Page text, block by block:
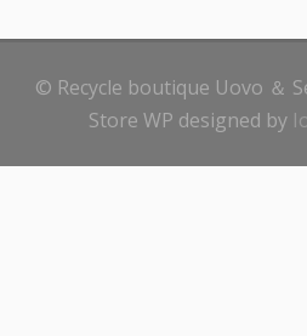
© Recycle boutique Uovo ＆
Store WP designed by